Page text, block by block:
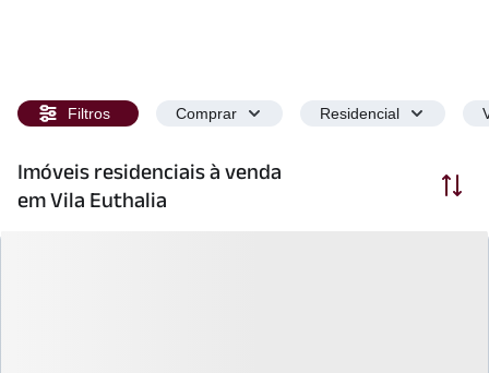
Filtros Comprar Residencial
Imóveis residenciais à venda
em Vila Euthalia
Ordenar